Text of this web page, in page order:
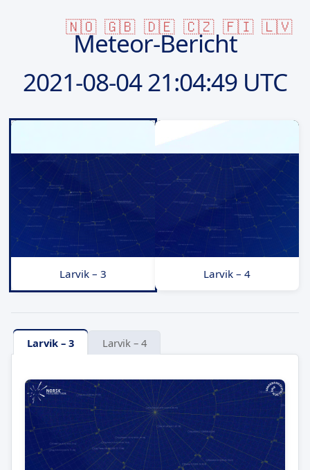
🇳🇴 🇬🇧 🇩🇪 🇨🇿 🇫🇮 🇱🇻
Meteor-Bericht
2021-08-0421:04:49 UTC
Larvik – 3 Larvik – 4
Larvik – 3 Larvik – 4